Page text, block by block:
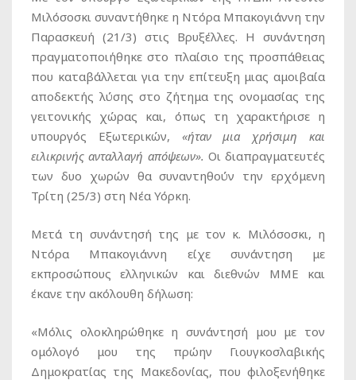
Μιλόσοσκι συναντήθηκε η Ντόρα Μπακογιάννη την
Παρασκευή (21/3) στις Βρυξέλλες. Η συνάντηση
πραγματοποιήθηκε στο πλαίσιο της προσπάθειας
που καταβάλλεται για την επίτευξη μιας αμοιβαία
αποδεκτής λύσης στο ζήτημα της ονομασίας της
γειτονικής χώρας και, όπως τη χαρακτήρισε η
υπουργός Εξωτερικών, «ήταν μια χρήσιμη και
ειλικρινής ανταλλαγή απόψεων». Οι διαπραγματευτές
των δυο χωρών θα συναντηθούν την ερχόμενη
Τρίτη (25/3) στη Νέα Υόρκη.
Μετά τη συνάντησή της με τον κ. Μιλόσοσκι, η
Ντόρα Μπακογιάννη είχε συνάντηση με
εκπροσώπους ελληνικών και διεθνών ΜΜΕ και
έκανε την ακόλουθη δήλωση:
«Μόλις ολοκληρώθηκε η συνάντησή μου με τον
ομόλογό μου της πρώην Γιουγκοσλαβικής
Δημοκρατίας της Μακεδονίας, που φιλοξενήθηκε